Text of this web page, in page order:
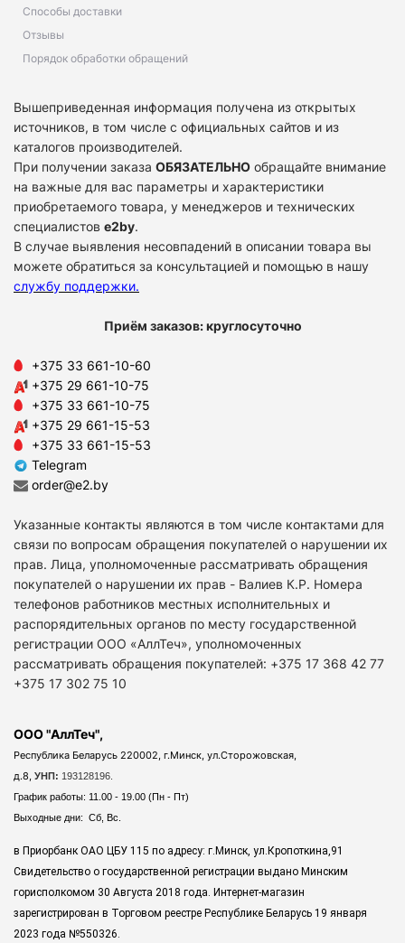
Способы доставки
Отзывы
Порядок обработки обращений
Вышеприведенная информация получена из открытых
источников, в том числе с официальных сайтов и из
каталогов производителей.
При получении заказа ОБЯЗАТЕЛЬНО обращайте внимание
на важные для вас параметры и характеристики
приобретаемого товара, у менеджеров и технических
специалистов e2by.
В случае выявления несовпадений в описании товара вы
можете обратиться за консультацией и помощью в нашу
службу поддержки.
Приём заказов: круглосуточно
+375 33 661-10-60
+375 29 661-10-75
+375 33 661-10-75
+375 29 661-15-53
+375 33 661-15-53
Telegram
order@e2.by
Указанные контакты являются в том числе контактами для
связи по вопросам обращения покупателей о нарушении их
прав. Лица, уполномоченные рассматривать обращения
покупателей о нарушении их прав - Валиев К.Р. Номера
телефонов работников местных исполнительных и
распорядительных органов по месту государственной
регистрации ООО «АллТеч», уполномоченных
рассматривать обращения покупателей: +375 17 368 42 77
+375 17 302 75 10
ООО "АллТеч",
Республика Беларусь 220002, г.Минск, ул.Сторожовская,
д.8, УНП: 193128196.
График работы: 11.00 - 19.00 (Пн - Пт)
Выходные дни: Сб, Вс.
в Приорбанк ОАО ЦБУ 115 по адресу: г.Минск, ул.Кропоткина,91
Свидетельство о государственной регистрации выдано Минским
горисполкомом 30 Августа 2018 года. Интернет-магазин
зарегистрирован в Торговом реестре Республике Беларусь 19 января
2023 года №550326.